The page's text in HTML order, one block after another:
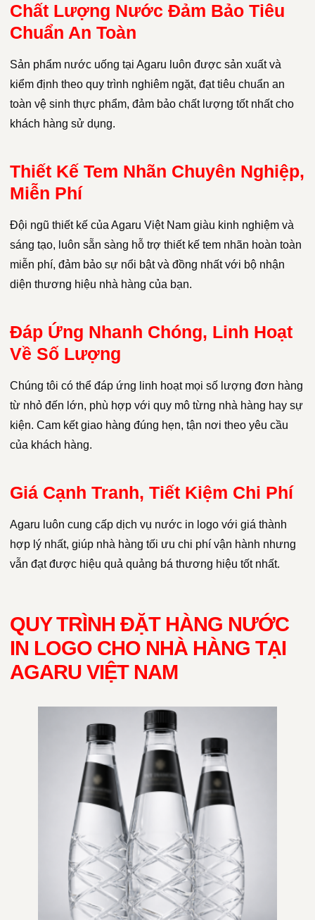
Chất Lượng Nước Đảm Bảo Tiêu
Chuẩn An Toàn
Sản phẩm nước uống tại Agaru luôn được sản xuất và
kiểm định theo quy trình nghiêm ngặt, đạt tiêu chuẩn an
toàn vệ sinh thực phẩm, đảm bảo chất lượng tốt nhất cho
khách hàng sử dụng.
Thiết Kế Tem Nhãn Chuyên Nghiệp,
Miễn Phí
Đội ngũ thiết kế của Agaru Việt Nam giàu kinh nghiệm và
sáng tạo, luôn sẵn sàng hỗ trợ thiết kế tem nhãn hoàn toàn
miễn phí, đảm bảo sự nổi bật và đồng nhất với bộ nhận
diện thương hiệu nhà hàng của bạn.
Đáp Ứng Nhanh Chóng, Linh Hoạt
Về Số Lượng
Chúng tôi có thể đáp ứng linh hoạt mọi số lượng đơn hàng
từ nhỏ đến lớn, phù hợp với quy mô từng nhà hàng hay sự
kiện. Cam kết giao hàng đúng hẹn, tận nơi theo yêu cầu
của khách hàng.
Giá Cạnh Tranh, Tiết Kiệm Chi Phí
Agaru luôn cung cấp dịch vụ nước in logo với giá thành
hợp lý nhất, giúp nhà hàng tối ưu chi phí vận hành nhưng
vẫn đạt được hiệu quả quảng bá thương hiệu tốt nhất.
QUY TRÌNH ĐẶT HÀNG NƯỚC
IN LOGO CHO NHÀ HÀNG TẠI
AGARU VIỆT NAM